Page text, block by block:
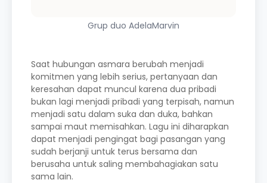
Grup duo AdelaMarvin
Saat hubungan asmara berubah menjadi
komitmen yang lebih serius, pertanyaan dan
keresahan dapat muncul karena dua pribadi
bukan lagi menjadi pribadi yang terpisah, namun
menjadi satu dalam suka dan duka, bahkan
sampai maut memisahkan. Lagu ini diharapkan
dapat menjadi pengingat bagi pasangan yang
sudah berjanji untuk terus bersama dan
berusaha untuk saling membahagiakan satu
sama lain.